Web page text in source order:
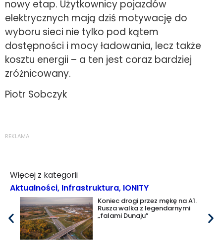
nowy etap. Użytkownicy pojazdów
elektrycznych mają dziś motywację do
wyboru sieci nie tylko pod kątem
dostępności i mocy ładowania, lecz także
kosztu energii – a ten jest coraz bardziej
zróżnicowany.
Piotr Sobczyk
REKLAMA
Więcej z kategorii
Aktualności, Infrastruktura, IONITY
Koniec drogi przez mękę na A1.
Rusza walka z legendarnymi
„falami Dunaju”